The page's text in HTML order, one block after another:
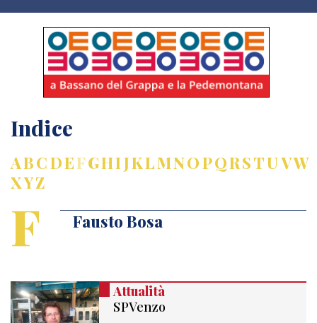
Indice
ABCDEFGHIJKLMNOPQRSTUVW
XYZ
F Fausto Bosa
Attualità
SPVenzo